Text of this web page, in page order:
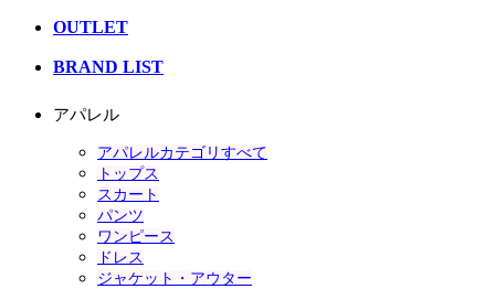
OUTLET
BRAND LIST
アパレル
アパレルカテゴリすべて
トップス
スカート
パンツ
ワンピース
ドレス
ジャケット・アウター